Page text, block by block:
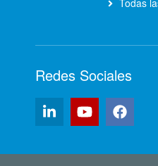
Todas
Redes Sociales